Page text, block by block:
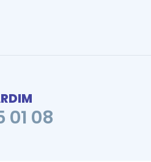
01 08